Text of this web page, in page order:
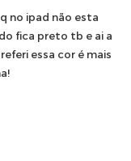
no ipad não esta
fica preto tb e ai a
essa cor é mais